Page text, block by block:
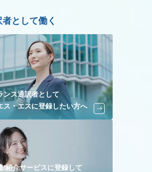
として働く
ンス通訳者として
ス・エスに登録したい方へ
/紹介サービスに登録して